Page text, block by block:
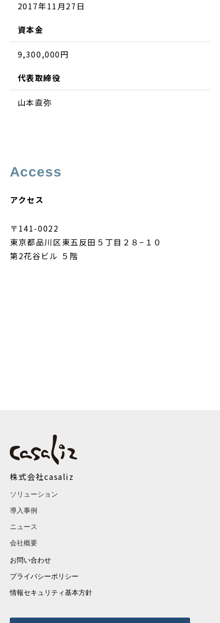
2017年11月27日
資本金
9,300,000円
代表取締役
山本直弥
Access
アクセス
〒141-0022
東京都品川区東五反田５丁目２８−１０
第2花谷ビル ５階
株式会社casaliz
ソリューション
導入事例
ニュース
会社概要
お問い合わせ
プライバシーポリシー
情報セキュリティ基本方針